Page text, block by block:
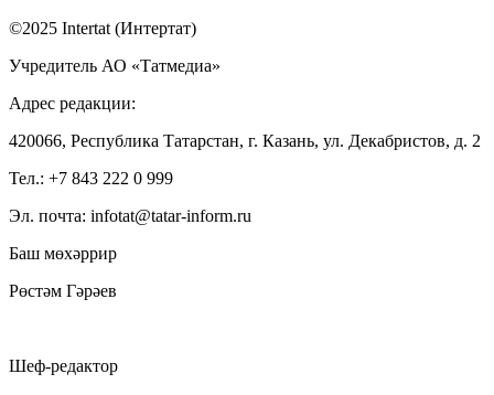
©2025 Intertat (Интертат)
Учредитель АО «Татмедиа»
Адрес редакции:
420066, Республика Татарстан, г. Казань, ул. Декабристов, д. 2
Тел.: +7 843 222 0 999
Эл. почта: infotat@tatar-inform.ru
Баш мөхәррир
Рөстәм Гәрәев
Шеф-редактор